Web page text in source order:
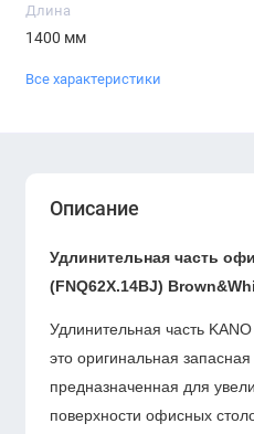
Длина
1400 мм
Все характеристики
Описание
Удлинительная часть
(FNQ62X.14BJ)
Удлинительная часть
это оригинальная
предназначенная для
поверхности офисных